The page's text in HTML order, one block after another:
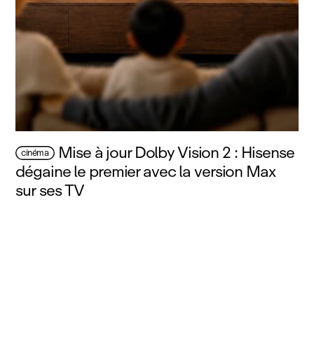
cinéma Mise à jour Dolby Vision 2 : Hisense
dégaine le premier avec la version Max
sur ses TV